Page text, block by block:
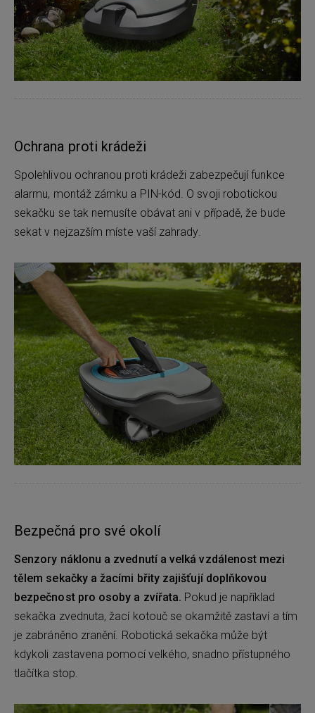
Ochrana proti krádeži
Spolehlivou ochranou proti krádeži zabezpečují funkce
alarmu, montáž zámku a PIN-kód. O svoji robotickou
sekačku se tak nemusíte obávat ani v případě, že bude
sekat v nejzazším míste vaší zahrady.
Bezpečná pro své okolí
Senzory náklonu a zvednutí a velká vzdálenost mezi
tělem sekačky a žacími břity zajišťují doplňkovou
bezpečnost pro osoby a zvířata. Pokud je například
sekačka zvednuta, žací kotouč se okamžitě zastaví a tím
je zabráněno zranění. Robotická sekačka může být
kdykoli zastavena pomocí velkého, snadno přístupného
tlačítka stop.